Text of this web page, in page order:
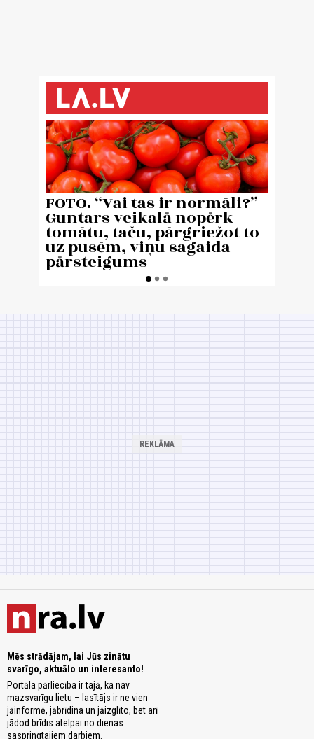
Mēs strādājam, lai Jūs zinātu
svarīgo, aktuālo un interesanto!
Portāla pārliecība ir tajā, ka nav
mazsvarīgu lietu – lasītājs ir ne vien
jāinformē, jābrīdina un jāizglīto, bet arī
jādod brīdis atelpai no dienas
saspringtajiem darbiem.